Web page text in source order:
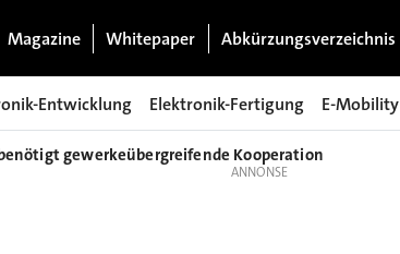
Magazine Whitepaper Abkürzungsverzeichnis
Entwicklung Elektronik-Fertigung E-Mobility
gewerkeübergreifende Kooperation